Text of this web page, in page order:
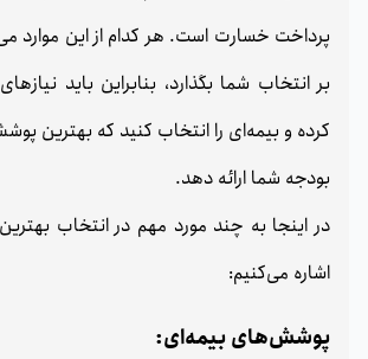
پرداخت خسارت است. هر کدام از این موارد
بر انتخاب شما بگذارد، بنابراین باید
کرده و بیمه‌ای را انتخاب کنید که بهترین
بودجه شما ارائه دهد.
در اینجا به چند مورد مهم در انتخاب
اشاره می‌کنیم:
پوشش‌های بیمه‌ای: